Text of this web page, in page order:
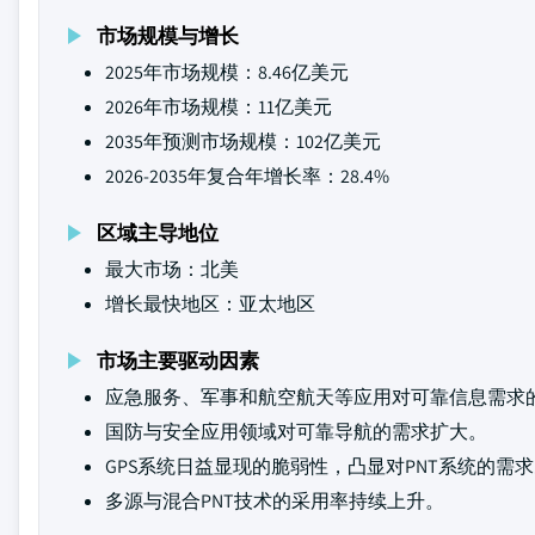
市场规模与增长
2025年市场规模：8.46亿美元
2026年市场规模：11亿美元
2035年预测市场规模：102亿美元
2026-2035年复合年增长率：28.4%
区域主导地位
最大市场：北美
增长最快地区：亚太地区
市场主要驱动因素
应急服务、军事和航空航天等应用对可靠信息需求
国防与安全应用领域对可靠导航的需求扩大。
GPS系统日益显现的脆弱性，凸显对PNT系统的需求
多源与混合PNT技术的采用率持续上升。